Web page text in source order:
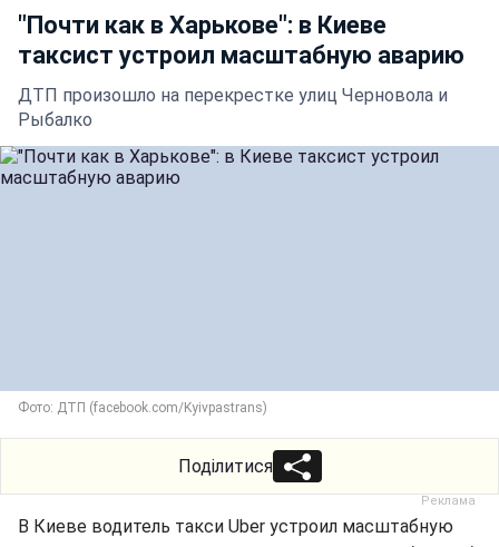
"Почти как в Харькове": в Киеве
таксист устроил масштабную аварию
ДТП произошло на перекрестке улиц Черновола и
Рыбалко
Фото: ДТП (facebook.com/Kyivpastrans)
Поділитися
В Киеве водитель такси Uber устроил масштабную